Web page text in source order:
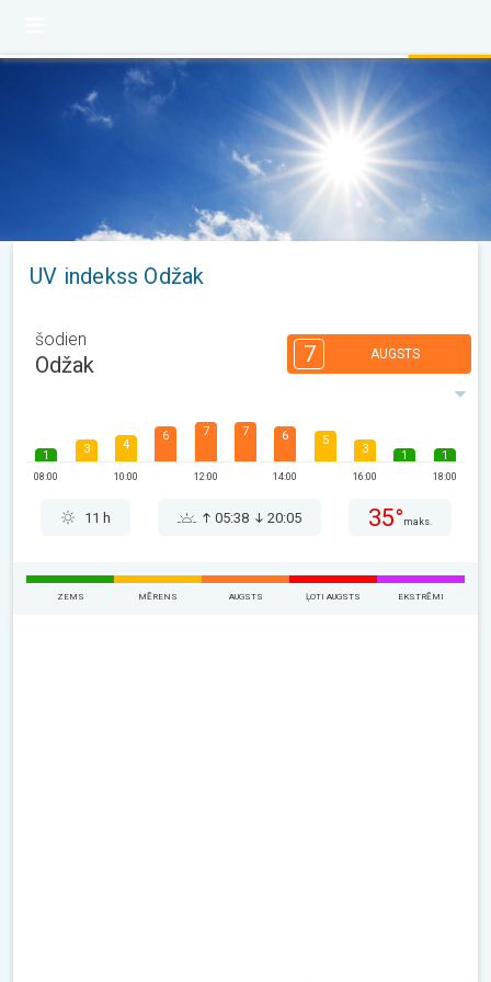
UV indekss Odžak
šodien
Odžak 7 AUGSTS
1
08:00
3 4
10:00
6 7
12:00
7 6
14:00
5
3
16:00
1 1
18:00
11 h 05:38 20:05 35° maks.
ZEMS MĒRENS AUGSTS ĻOTI AUGSTS EKSTRĒMI